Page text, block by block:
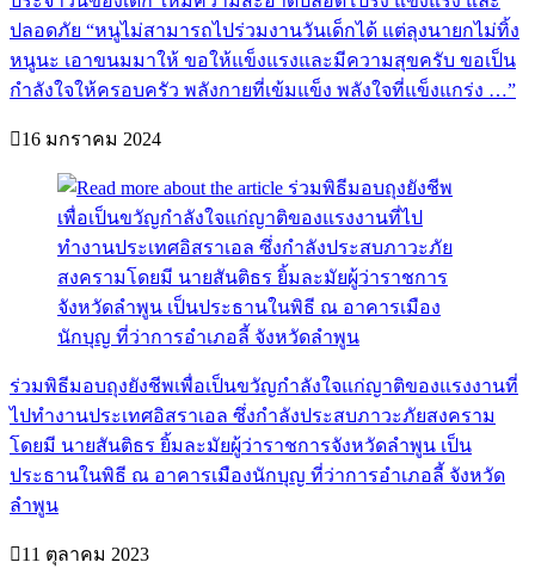
ปลอดภัย “หนูไม่สามารถไปร่วมงานวันเด็กได้ แต่ลุงนายกไม่ทิ้ง
หนูนะ เอาขนมมาให้ ขอให้แข็งแรงและมีความสุขครับ ขอเป็น
กำลังใจให้ครอบครัว พลังกายที่เข้มแข็ง พลังใจที่แข็งแกร่ง …”
16 มกราคม 2024
ร่วมพิธีมอบถุงยังชีพเพื่อเป็นขวัญกำลังใจแก่ญาติของแรงงานที่
ไปทำงานประเทศอิสราเอล ซึ่งกำลังประสบภาวะภัยสงคราม
โดยมี นายสันติธร ยิ้มละมัยผู้ว่าราชการจังหวัดลำพูน เป็น
ประธานในพิธี ณ​ อาคารเมืองนักบุญ ที่ว่าการอำเภอลี้​ จังหวัด
ลำพูน
11 ตุลาคม 2023